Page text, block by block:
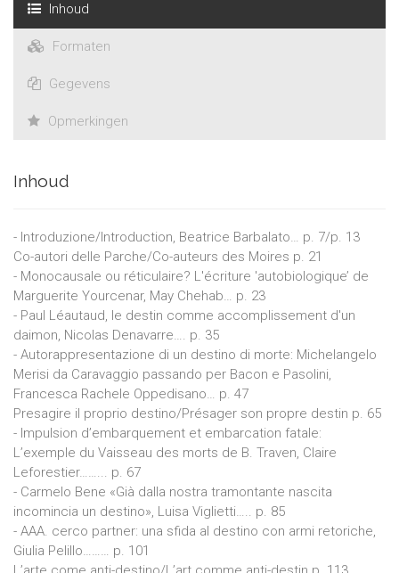
Inhoud
Formaten
Gegevens
Opmerkingen
Inhoud
- Introduzione/Introduction, Beatrice Barbalato… p. 7/p. 13
Co-autori delle Parche/Co-auteurs des Moires p. 21
- Monocausale ou réticulaire? L'écriture 'autobiologique’ de
Marguerite Yourcenar, May Chehab… p. 23
- Paul Léautaud, le destin comme accomplissement d'un
daimon, Nicolas Denavarre…. p. 35
- Autorappresentazione di un destino di morte: Michelangelo
Merisi da Caravaggio passando per Bacon e Pasolini,
Francesca Rachele Oppedisano… p. 47
Presagire il proprio destino/Présager son propre destin p. 65
- Impulsion d’embarquement et embarcation fatale:
L’exemple du Vaisseau des morts de B. Traven, Claire
Leforestier……... p. 67
- Carmelo Bene «Già dalla nostra tramontante nascita
incomincia un destino», Luisa Viglietti….. p. 85
- AAA. cerco partner: una sfida al destino con armi retoriche,
Giulia Pelillo……… p. 101